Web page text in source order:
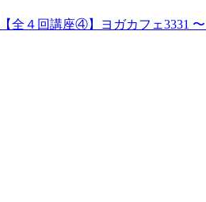
【全４回講座④】ヨガカフェ3331